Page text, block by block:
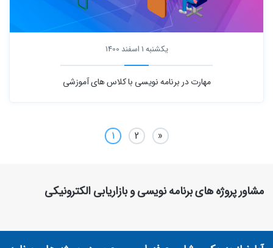
یکشنبه 1 اسفند 1400
مهارت در برنامه نویسی با کلاس های آموزشی
1 2 «
مشاور پروژه های برنامه نویسی و بازاریابی الکترونیکی